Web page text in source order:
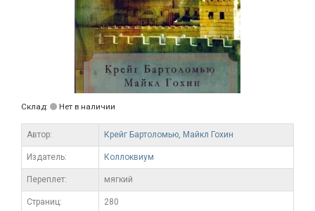
Склад: Нет в наличии
Автор: Крейг Бартоломью, Майкл Гохин
Издатель: Коллоквиум
Переплет: мягкий
Cтраниц: 280